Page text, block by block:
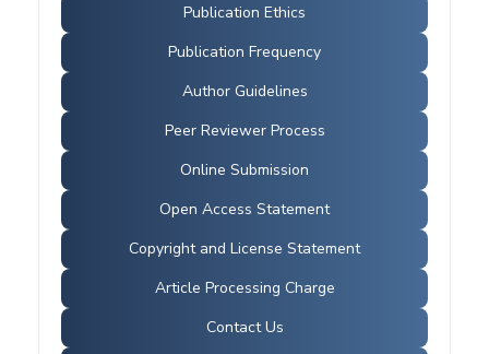
Publication Ethics
Publication Frequency
Author Guidelines
Peer Reviewer Process
Online Submission
Open Access Statement
Copyright and License Statement
Article Processing Charge
Contact Us